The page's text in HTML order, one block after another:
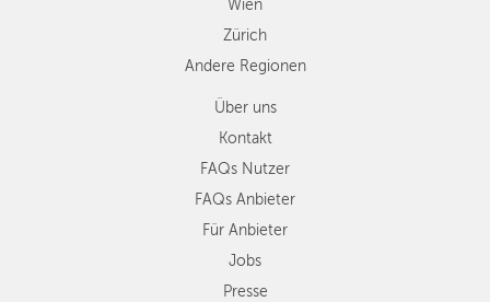
Wien
Zürich
Andere Regionen
Über uns
Kontakt
FAQs Nutzer
FAQs Anbieter
Für Anbieter
Jobs
Presse